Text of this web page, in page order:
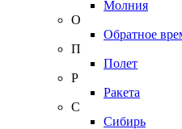
Молния
О
Обратное
П
Полет
Р
Ракета
С
Сибирь